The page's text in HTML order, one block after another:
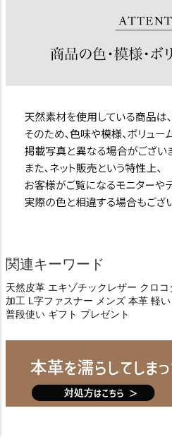
関連キーワード
天然皮革 エキゾチックレザー クロ
加工 L字ファスナー メンズ 本革 軽
普段使い ギフト プレゼント